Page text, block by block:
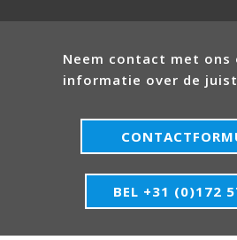
Neem contact met ons
informatie over de
BEL +31 (0)172